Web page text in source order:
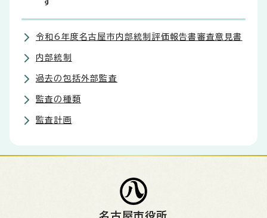
す
令和6年度名古屋市内部統制評価報告書審査意見書
内部統制
過去の包括外部監査
監査の種類
監査計画
名古屋市役所